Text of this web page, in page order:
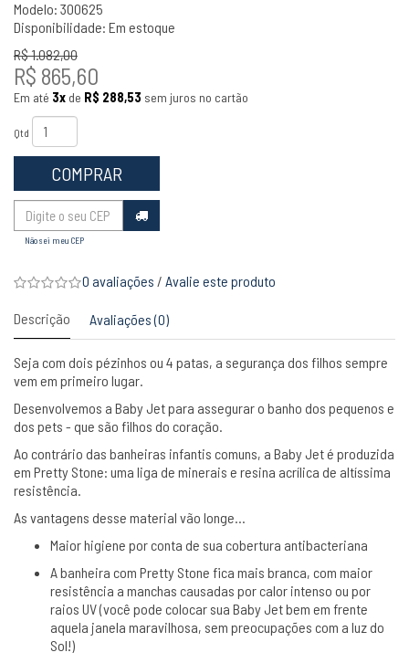
Modelo: 300625
Disponibilidade: Em estoque
R$ 1.082,00
R$ 865,60
Em até 3x de R$ 288,53 sem juros no cartão
Qtd
COMPRAR
Não sei meu CEP
0 avaliações / Avalie este produto
Descrição Avaliações (0)
Seja com dois pézinhos ou 4 patas, a segurança dos filhos sempre
vem em primeiro lugar.
Desenvolvemos a Baby Jet para assegurar o banho dos pequenos e
dos pets - que são filhos do coração.
Ao contrário das banheiras infantis comuns, a Baby Jet é produzida
em Pretty Stone: uma liga de minerais e resina acrílica de altíssima
resistência.
As vantagens desse material vão longe…
Maior higiene por conta de sua cobertura antibacteriana
A banheira com Pretty Stone fica mais branca, com maior
resistência a manchas causadas por calor intenso ou por
raios UV (você pode colocar sua Baby Jet bem em frente
aquela janela maravilhosa, sem preocupações com a luz do
Sol!)